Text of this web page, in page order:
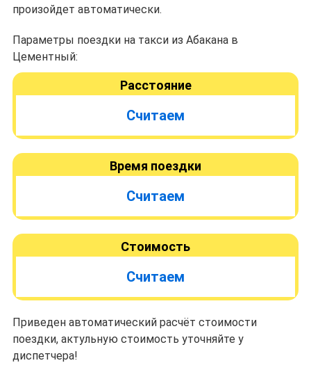
произойдет автоматически.
Параметры поездки на такси из Абакана в
Цементный:
Расстояние
Считаем
Время поездки
Считаем
Стоимость
Считаем
Приведен автоматический расчёт стоимости
поездки, актульную стоимость уточняйте у
диспетчера!